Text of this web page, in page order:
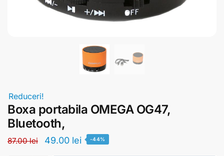
Reduceri!
Boxa portabila OMEGA OG47,
Bluetooth,
87.00lei 49.00 lei -44%